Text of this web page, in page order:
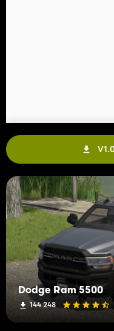
Dodge Ram 5500
144 248